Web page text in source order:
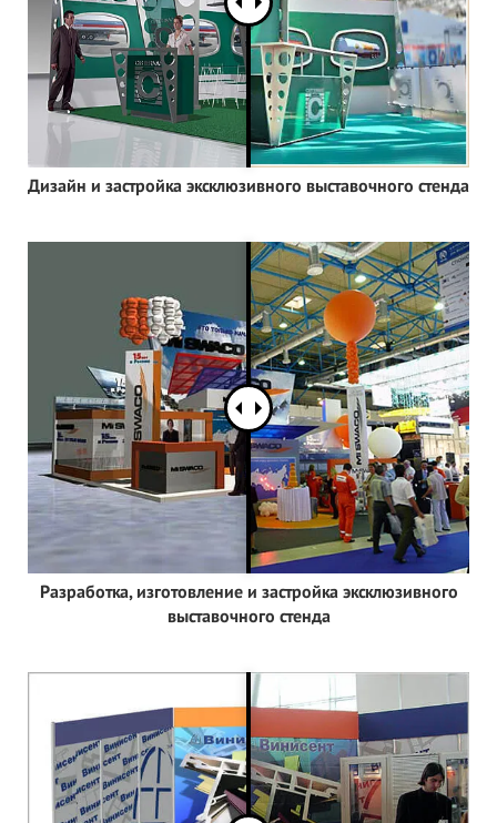
Дизайн и застройка эксклюзивного выставочного стенда
Разработка, изготовление и застройка эксклюзивного
выставочного стенда